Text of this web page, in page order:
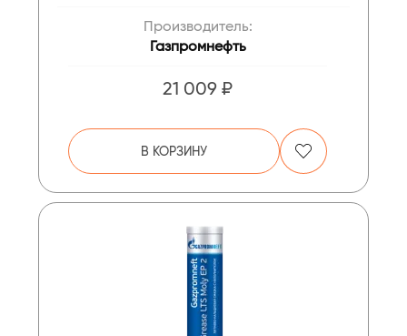
Производитель:
Газпромнефть
21 009 ₽
В КОРЗИНУ